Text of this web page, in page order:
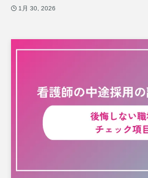
1月 30, 2026